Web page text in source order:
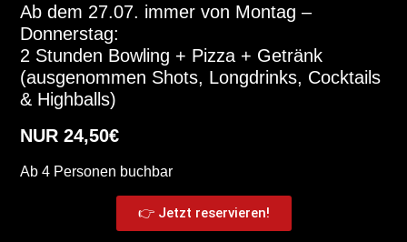
euren Tisch auf unserer Homepage oder
telefonisch!
📍 Wo? BOB’S Fast & Slowfood Haunstetten
📅 Wann? (Fast) jeden Dienstag
Wir freuen uns auf euch! 🙌
BOB’S Fast & Slowfood Haunstetten
Ab dem 27.07. immer von Montag –
Donnerstag:
2 Stunden Bowling + Pizza + Getränk
(ausgenommen Shots, Longdrinks, Cocktails
& Highballs)
NUR 24,50€
Ab 4 Personen buchbar
👉 Jetzt reservieren!